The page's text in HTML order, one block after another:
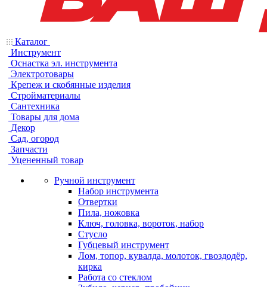
Каталог
Инструмент
Оснастка эл. инструмента
Электротовары
Крепеж и скобянные изделия
Стройматериалы
Сантехника
Товары для дома
Декор
Сад, огород
Запчасти
Уцененный товар
Ручной инструмент
Набор инструмента
Отвертки
Пила, ножовка
Ключ, головка, вороток, набор
Стусло
Губцевый инструмент
Лом, топор, кувалда, молоток, гвоздодёр,
кирка
Работа со стеклом